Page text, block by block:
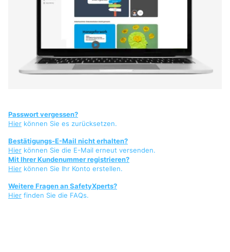
Passwort vergessen?
Hier können Sie es zurücksetzen.
Bestätigungs-E-Mail nicht erhalten?
Hier können Sie die E-Mail erneut versenden.
Mit Ihrer Kundenummer registrieren?
Hier können Sie Ihr Konto erstellen.
Weitere Fragen an SafetyXperts?
Hier finden Sie die FAQs.